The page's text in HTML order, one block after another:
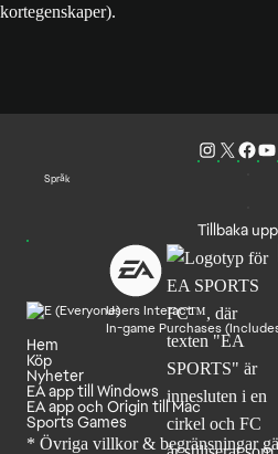
kortegenskaper).
Språk
Tillbaka upp
Users Interact
In-game Purchases
Hem
Köp
Nyheter
EA app till Windows
EA app och Origin till Mac
Sports Games
* Övriga villkor & begränsningar